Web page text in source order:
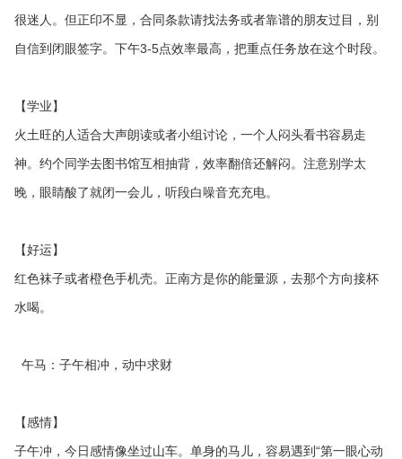
很迷人。但正印不显，合同条款请找法务或者靠谱的朋友过目，别
自信到闭眼签字。下午3-5点效率最高，把重点任务放在这个时段。
【学业】
火土旺的人适合大声朗读或者小组讨论，一个人闷头看书容易走
神。约个同学去图书馆互相抽背，效率翻倍还解闷。注意别学太
晚，眼睛酸了就闭一会儿，听段白噪音充充电。
【好运】
红色袜子或者橙色手机壳。正南方是你的能量源，去那个方向接杯
水喝。
午马：子午相冲，动中求财
【感情】
子午冲，今日感情像坐过山车。单身的马儿，容易遇到“第一眼心动